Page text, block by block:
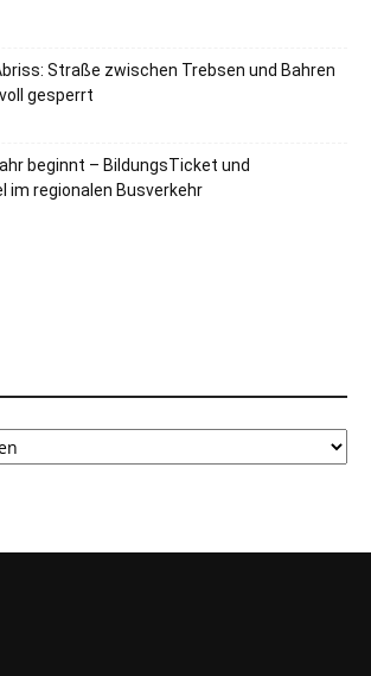
Straße zwischen Trebsen und Bahren
gesperrt
beginnt – BildungsTicket und
im regionalen Busverkehr